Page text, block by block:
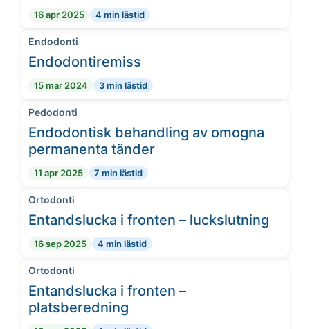
16 apr 2025 4 min lästid
Endodonti
Endodontiremiss
15 mar 2024 3 min lästid
Pedodonti
Endodontisk behandling av omogna
permanenta tänder
11 apr 2025 7 min lästid
Ortodonti
Entandslucka i fronten – luckslutning
16 sep 2025 4 min lästid
Ortodonti
Entandslucka i fronten –
platsberedning